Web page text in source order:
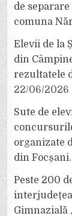
de
comuna
Elevii de la
din
rezultatele
22/06/2026
Sute de
organizate
din Focșani.
Peste 200
Gimnazială